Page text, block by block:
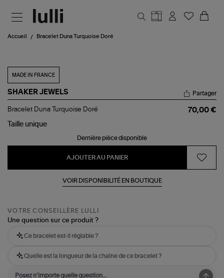
Accueil Bracelet Duna Turquoise Doré
MADE IN FRANCE
SHAKER JEWELS
Bracelet
Turquoise
Partager
Bracelet Duna Turquoise Doré
70,00 €
Taille unique
Dernière pièce disponible
AJOUTER AU PANIER
VOIR DISPONIBILITÉ EN BOUTIQUE
VOTRE CONSEILLÈRE LULLI
Une question sur ce produit ?
Ce bracelet est-il réglable ?
Quelle est la longueur de la chaîne de ce bracelet ?